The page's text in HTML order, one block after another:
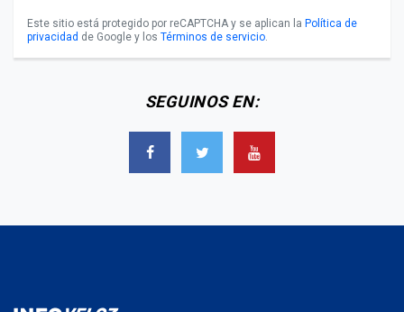
Este sitio está protegido por reCAPTCHA y se aplican la Política de
privacidad de Google y los Términos de servicio.
SEGUINOS EN: